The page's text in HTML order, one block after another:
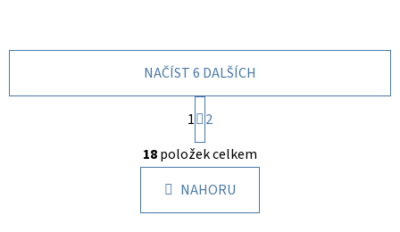
O
v
l
á
d
NAČÍST 6 DALŠÍCH
S
t
r
á
n
k
1
2
18položek celkem
NAHORU